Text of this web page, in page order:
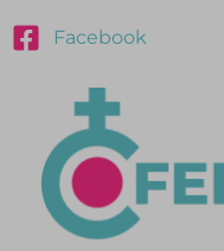
Facebook